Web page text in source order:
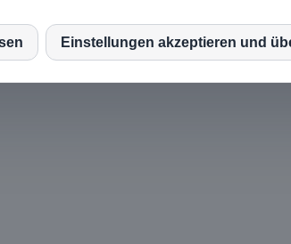
Einstellungen akzeptieren und